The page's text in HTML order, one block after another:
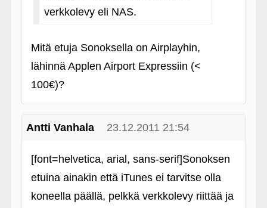
verkkolevy eli NAS.
Mitä etuja Sonoksella on Airplayhin,
lähinnä Applen Airport Expressiin (<
100€)?
Antti Vanhala 23.12.2011 21:54
[font=helvetica, arial, sans-serif]Sonoksen
etuina ainakin että iTunes ei tarvitse olla
koneella päällä, pelkkä verkkolevy riittää ja